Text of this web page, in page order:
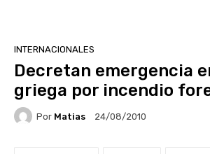
INTERNACIONALES
Decretan emergencia
griega por incendio
Por Matias 24/08/2010